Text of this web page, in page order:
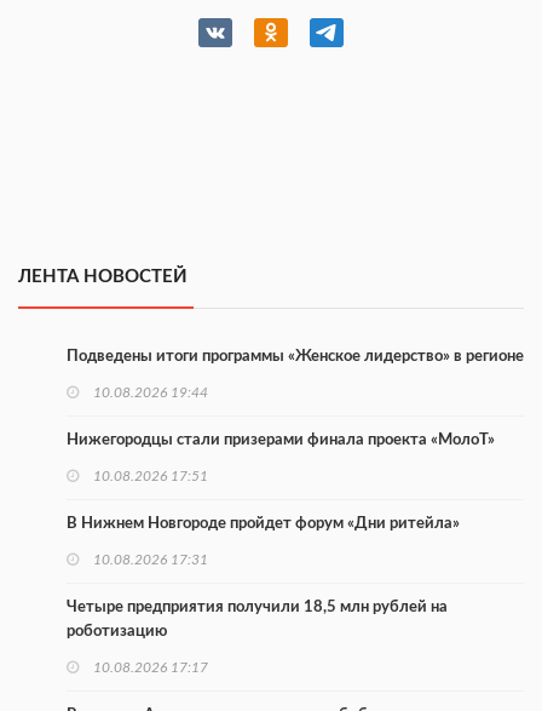
ЛЕНТА НОВОСТЕЙ
Подведены итоги программы «Женское лидерство» в регионе
10.08.2026 19:44
Нижегородцы стали призерами финала проекта «МолоТ»
10.08.2026 17:51
В Нижнем Новгороде пройдет форум «Дни ритейла»
10.08.2026 17:31
Четыре предприятия получили 18,5 млн рублей на
роботизацию
10.08.2026 17:17